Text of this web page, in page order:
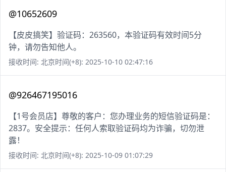
@10652609
【皮皮搞笑】验证码：263560，本验证码有效时间5分
钟，请勿告知他人。
接收时间: 北京时间(+8): 2025-10-10 02:47:16
@926467195016
【1号会员店】尊敬的客户：您办理业务的短信验证码是：
2837。安全提示：任何人索取验证码均为诈骗，切勿泄
露！
接收时间: 北京时间(+8): 2025-10-09 01:07:29